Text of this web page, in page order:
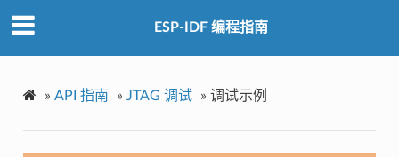
ESP-IDF 编程指南
» API 指南 » JTAG 调试 » 调试示例